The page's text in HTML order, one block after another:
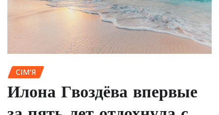
СІМ’Я
Илона Гвоздёва впервые